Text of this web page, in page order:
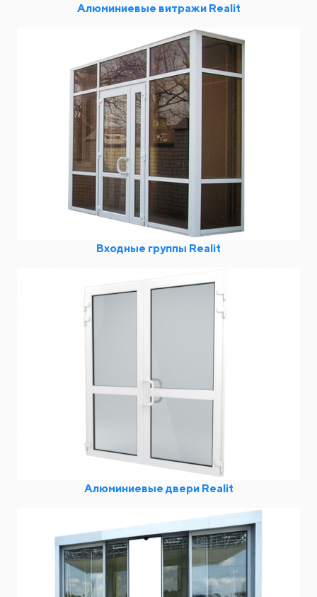
Алюминиевые витражи Realit
Входные группы Realit
Алюминиевые двери Realit